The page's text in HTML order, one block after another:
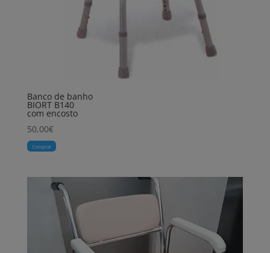
Banco de banho
BIORT B140
com encosto
50,00€
Comprar